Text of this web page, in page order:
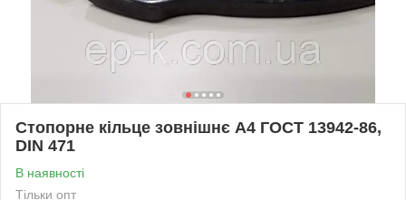
Стопорне кільце зовнішнє А4 ГОСТ 13942-86,
DIN 471
В наявності
Тільки опт